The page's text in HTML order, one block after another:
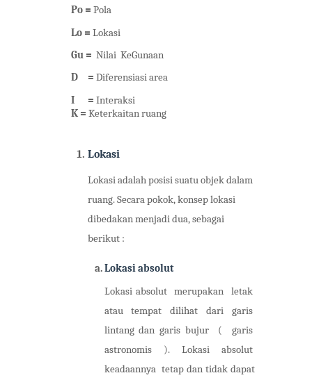
Po = Pola
Lo = Lokasi
Gu = Nilai  KeGunaan
D
= Diferensiasi area
I
= Interaksi
K = Keterkaitan ruang
Lokasi
Lokasi adalah posisi suatu objek dalam
ruang. Secara pokok, konsep lokasi
dibedakan menjadi dua, sebagai
berikut :
Lokasi absolut
Lokasi absolut  merupakan  letak
atau  tempat  dilihat  dari  garis
lintang dan garis bujur  (  garis
astronomis  ).  Lokasi  absolut
keadaannya  tetap dan tidak dapat